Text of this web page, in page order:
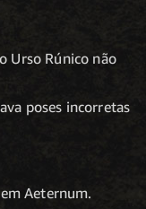
Urso Rúnico não
poses incorretas
Aeternum.